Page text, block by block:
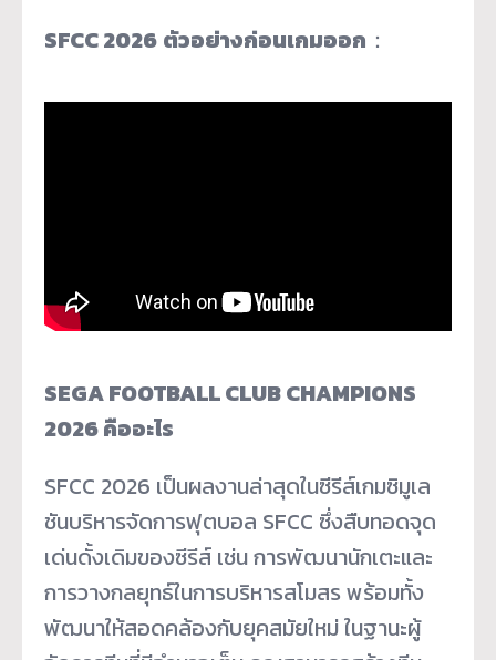
SFCC 2026 ตัวอย่างก่อนเกมออก ：
SEGA FOOTBALL CLUB CHAMPIONS
2026คืออะไร
SFCC 2026 เป็นผลงานล่าสุดในซีรีส์เกมซิมูเล
ชันบริหารจัดการฟุตบอล SFCC ซึ่งสืบทอดจุด
เด่นดั้งเดิมของซีรีส์ เช่น การพัฒนานักเตะและ
การวางกลยุทธ์ในการบริหารสโมสร พร้อมทั้ง
พัฒนาให้สอดคล้องกับยุคสมัยใหม่ ในฐานะผู้